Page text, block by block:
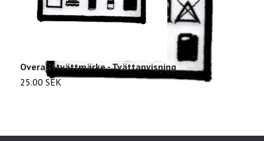
Overallstvättmärke - Tvättanvisning
25.00 SEK